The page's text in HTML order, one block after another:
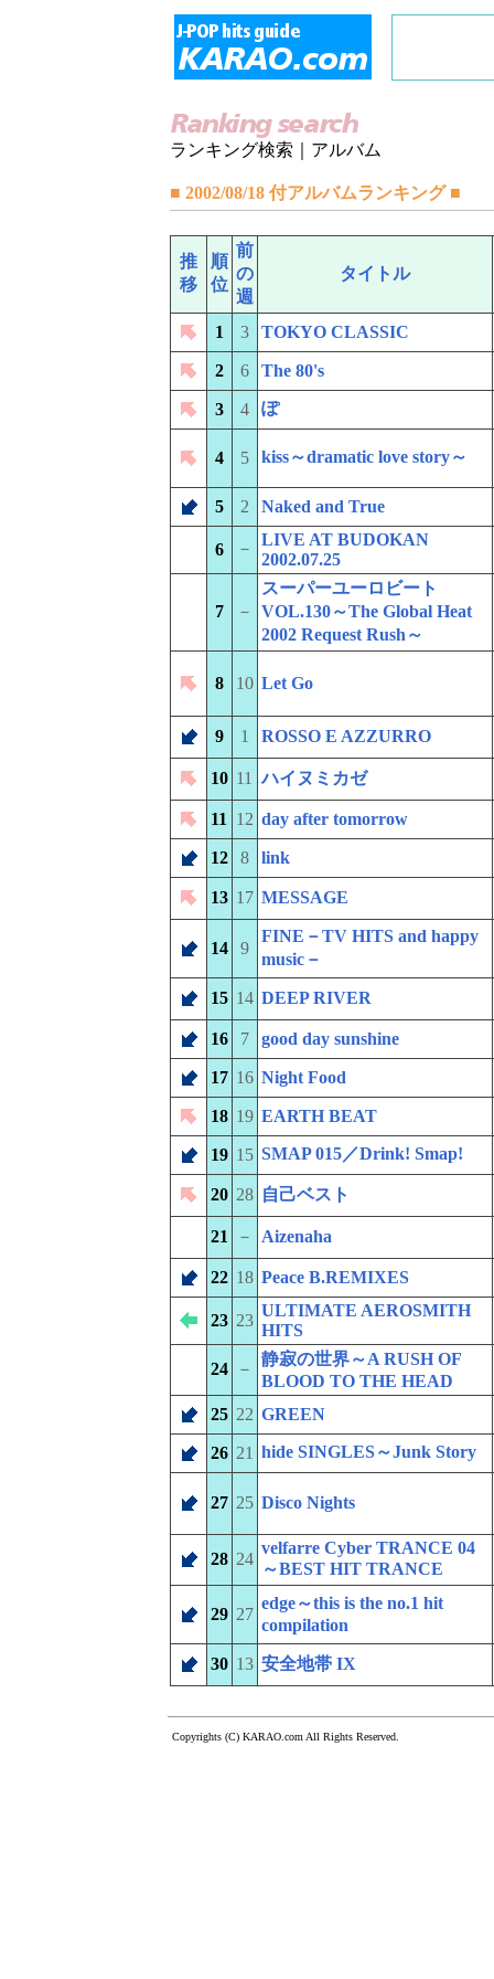
ランキング検索｜アルバム
■ 2002/08/18 付アルバムランキング ■
推
移
順
位
前
の
週
タイトル
1 3 TOKYO CLASSIC
2 6 The 80's
3 4 ぽ
4 5 kiss～dramatic love story～
5 2 Naked and True
6 －
LIVE AT BUDOKAN
2002.07.25
7 －
スーパーユーロビート
VOL.130～The Global Heat
2002 Request Rush～
8 10 Let Go
9 1 ROSSO E AZZURRO
10 11 ハイヌミカゼ
11 12 day after tomorrow
12 8 link
13 17 MESSAGE
14 9
FINE－TV HITS and happy
music－
15 14 DEEP RIVER
16 7 good day sunshine
17 16 Night Food
18 19 EARTH BEAT
19 15 SMAP 015／Drink! Smap!
20 28 自己ベスト
21 － Aizenaha
22 18 Peace B.REMIXES
23 23
ULTIMATE AEROSMITH
HITS
24 －
静寂の世界～A RUSH OF
BLOOD TO THE HEAD
25 22 GREEN
26 21 hide SINGLES～Junk Story
27 25 Disco Nights
28 24
velfarre Cyber TRANCE 04
～BEST HIT TRANCE
29 27
edge～this is the no.1 hit
compilation
30 13 安全地帯 IX
Copyrights (C) KARAO.com All Rights Reserved.